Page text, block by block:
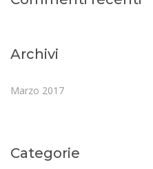
Archivi
Marzo 2017
Categorie